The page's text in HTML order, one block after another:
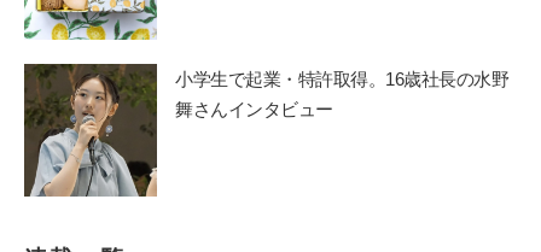
小学生で起業・特許取得。16歳社長の水野
舞さんインタビュー